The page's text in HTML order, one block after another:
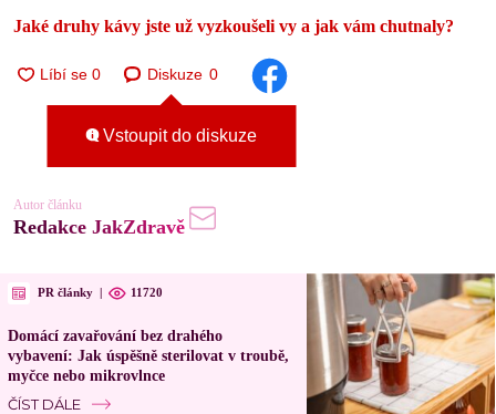
Jaké druhy kávy jste už vyzkoušeli vy a jak vám chutnaly?
Diskuze 0
Vstoupit do diskuze
Autor článku
Redakce JakZdravě
PR články | 11720
Domácí zavařování bez drahého
vybavení: Jak úspěšně sterilovat v troubě,
myčce nebo mikrovlnce
ČÍST DÁLE